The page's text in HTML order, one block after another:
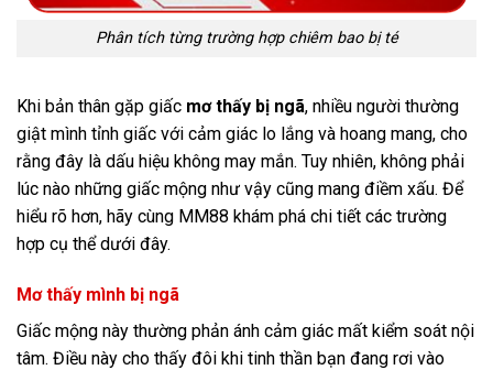
Phân tích từng trường hợp chiêm bao bị té
Khi bản thân gặp giấc mơ thấy bị ngã, nhiều người thường
giật mình tỉnh giấc với cảm giác lo lắng và hoang mang, cho
rằng đây là dấu hiệu không may mắn. Tuy nhiên, không phải
lúc nào những giấc mộng như vậy cũng mang điềm xấu. Để
hiểu rõ hơn, hãy cùng MM88 khám phá chi tiết các trường
hợp cụ thể dưới đây.
Mơ thấy mình bị ngã
Giấc mộng này thường phản ánh cảm giác mất kiểm soát nội
tâm. Điều này cho thấy đôi khi tinh thần bạn đang rơi vào